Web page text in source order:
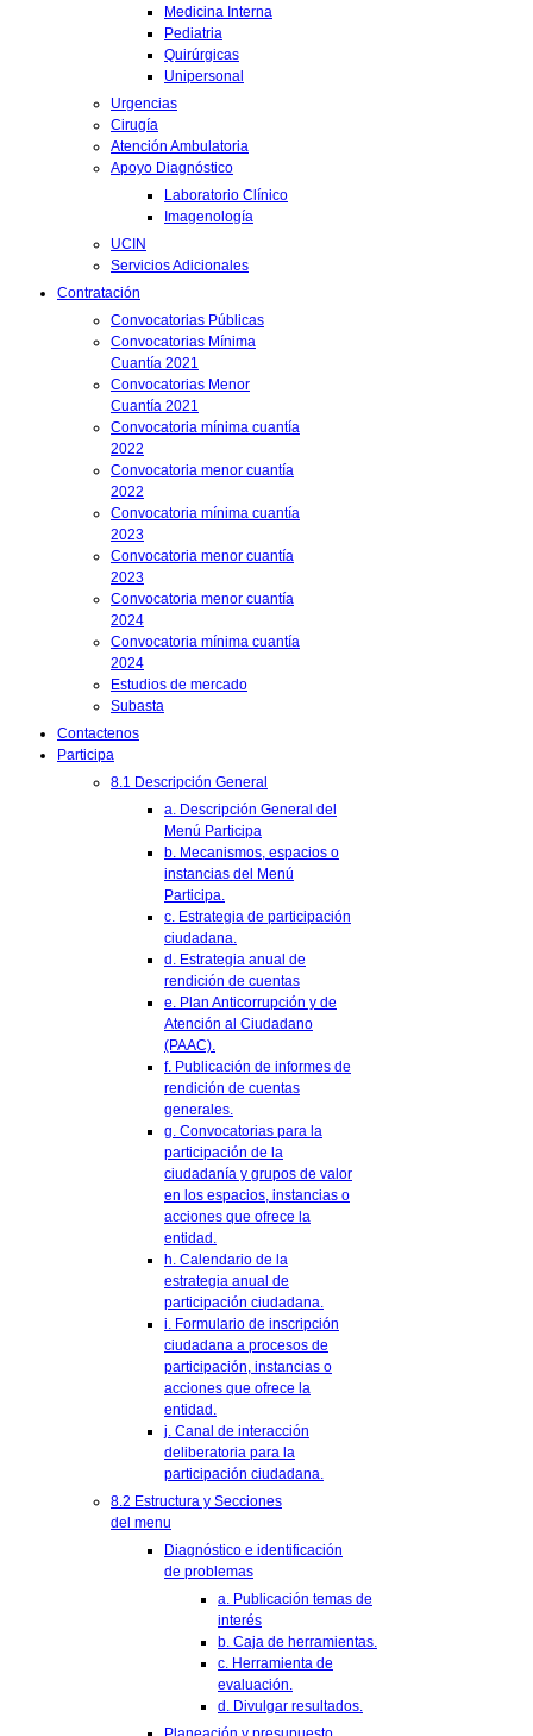
Medicina Interna
Pediatria
Quirúrgicas
Unipersonal
Urgencias
Cirugía
Atención Ambulatoria
Apoyo Diagnóstico
Laboratorio Clínico
Imagenología
UCIN
Servicios Adicionales
Contratación
Convocatorias Públicas
Convocatorias Mínima
Cuantía 2021
Convocatorias Menor
Cuantía 2021
Convocatoria mínima cuantía
2022
Convocatoria menor cuantía
2022
Convocatoria mínima cuantía
2023
Convocatoria menor cuantía
2023
Convocatoria menor cuantía
2024
Convocatoria mínima cuantía
2024
Estudios de mercado
Subasta
Contactenos
Participa
8.1 Descripción General
a. Descripción General del
Menú Participa
b. Mecanismos, espacios o
instancias del Menú
Participa.
c. Estrategia de participación
ciudadana.
d. Estrategia anual de
rendición de cuentas
e. Plan Anticorrupción y de
Atención al Ciudadano
(PAAC).
f. Publicación de informes de
rendición de cuentas
generales.
g. Convocatorias para la
participación de la
ciudadanía y grupos de valor
en los espacios, instancias o
acciones que ofrece la
entidad.
h. Calendario de la
estrategia anual de
participación ciudadana.
i. Formulario de inscripción
ciudadana a procesos de
participación, instancias o
acciones que ofrece la
entidad.
j. Canal de interacción
deliberatoria para la
participación ciudadana.
8.2 Estructura y Secciones
del menu
Diagnóstico e identificación
de problemas
a. Publicación temas de
interés
b. Caja de herramientas.
c. Herramienta de
evaluación.
d. Divulgar resultados.